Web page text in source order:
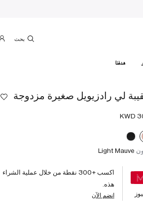
هدفنا
لي رادزيويل صغيرة مزدوجة
Light Mauve
اكسب +300 نقطة من خلال عملية الشراء
هذه.
انضم الآن